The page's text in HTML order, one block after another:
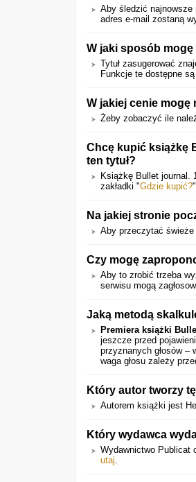
Aby śledzić
adres e-mail zostaną
W jaki sposób
Tytuł zasugerować
Funkcje te dostępne
W jakiej cenie mogę
Żeby zobaczyć ile
Chcę kupić książkę
ten tytuł?
Książkę Bullet journal.
zakładki "Gdzie kupić?
Na jakiej stronie
Aby przeczytać
Czy mogę
Aby to zrobić trzeba
serwisu mogą
Jaką metodą
Premiera książki
jeszcze przed
przyznanych głosów –
waga głosu zależy
Który autor tworzy
Autorem książki jest
Który wydawca
Wydawnictwo Publicat
utaj.